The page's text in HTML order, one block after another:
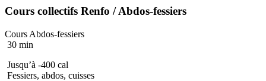
Cours collectifs Renfo / Abdos-fessiers
Cours Abdos-fessiers
30 min
Jusqu’à -400 cal
Fessiers, abdos, cuisses